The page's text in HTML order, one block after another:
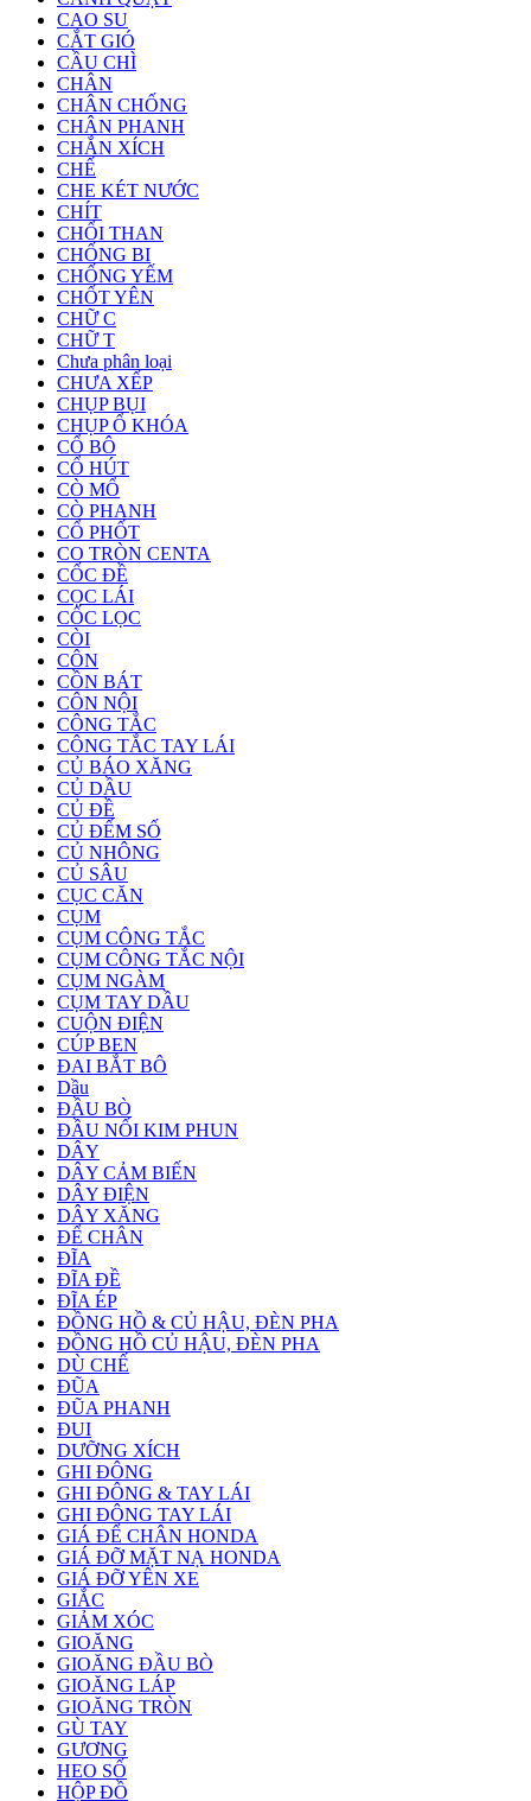
CAO SU
CẮT GIÓ
CẦU CHÌ
CHÂN
CHÂN CHỐNG
CHÂN PHANH
CHẮN XÍCH
CHẾ
CHE KÉT NƯỚC
CHÍT
CHỔI THAN
CHỐNG BI
CHỐNG YẾM
CHỐT YÊN
CHỮ C
CHỮ T
Chưa phân loại
CHƯA XẾP
CHỤP BỤI
CHỤP Ổ KHÓA
CỔ BÔ
CỔ HÚT
CÒ MỔ
CÒ PHANH
CỔ PHỐT
CO TRÒN CENTA
CỐC ĐỀ
CỌC LÁI
CỐC LỌC
CÒI
CÔN
CỒN BÁT
CÔN NỘI
CÔNG TẮC
CÔNG TẮC TAY LÁI
CỦ BÁO XĂNG
CỦ DẦU
CỦ ĐỀ
CỦ ĐẾM SỐ
CỦ NHÔNG
CỦ SÂU
CỤC CĂN
CỤM
CỤM CÔNG TẮC
CỤM CÔNG TẮC NỘI
CỤM NGÀM
CỤM TAY DẦU
CUỘN ĐIỆN
CÚP BEN
ĐAI BẮT BÔ
Dầu
ĐẦU BÒ
ĐẦU NỐI KIM PHUN
DÂY
DÂY CẢM BIẾN
DÂY ĐIỆN
DÂY XĂNG
ĐỂ CHÂN
ĐĨA
ĐĨA ĐỀ
ĐĨA ÉP
ĐỒNG HỒ & CỦ HẬU, ĐÈN PHA
ĐỒNG HỒ CỦ HẬU, ĐÈN PHA
DÙ CHẾ
ĐŨA
ĐŨA PHANH
ĐUI
DƯỠNG XÍCH
GHI ĐÔNG
GHI ĐÔNG & TAY LÁI
GHI ĐÔNG TAY LÁI
GIÁ ĐỂ CHÂN HONDA
GIÁ ĐỠ MẶT NẠ HONDA
GIÁ ĐỠ YÊN XE
GIẮC
GIẢM XÓC
GIOĂNG
GIOĂNG ĐẦU BÒ
GIOĂNG LÁP
GIOĂNG TRÒN
GÙ TAY
GƯƠNG
HEO SỐ
HỘP ĐỒ